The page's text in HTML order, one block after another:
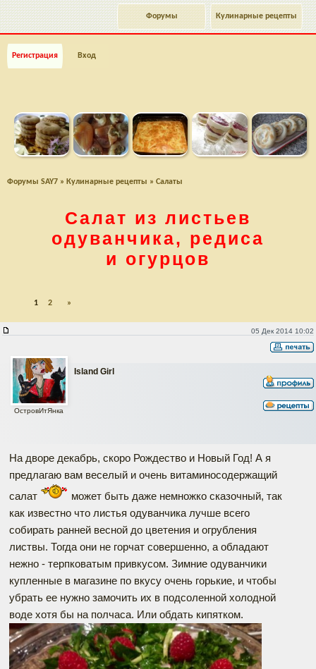
Кулинарные рецепты
Форумы
Регистрация Вход
Форумы SAY7 » Кулинарные рецепты » Салаты
Салат из листьев
одуванчика, редиса
и огурцов
1 2 »
05 Дек 2014 10:02
Island Girl
ОстровИтЯнка
На дворе декабрь, скоро Рождество и Новый Год! А я
предлагаю вам веселый и очень витаминосодержащий
салат
может быть даже немножко сказочный, так
как известно что листья одуванчика лучше всего
собирать ранней весной до цветения и огрубления
листвы. Тогда они не горчат совершенно, а обладают
нежно - терпковатым привкусом. Зимние одуванчики
купленные в магазине по вкусу очень горькие, и чтобы
убрать ее нужно замочить их в подсоленной холодной
воде хотя бы на полчаса. Или обдать кипятком.